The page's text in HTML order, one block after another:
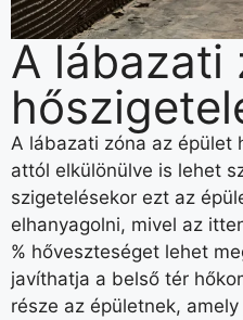
A lábazati
A lábazati zóna az épület
attól elkülönülve is lehet
szigetelésekor ezt az
elhanyagolni, mivel az
% hőveszteséget lehet
javíthatja a belső tér
része az épületnek,